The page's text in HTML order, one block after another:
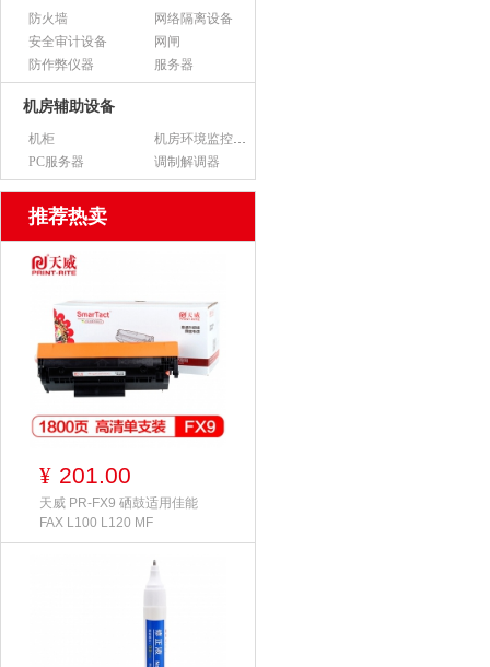
防火墙
网络隔离设备
安全审计设备
网闸
防作弊仪器
服务器
机房辅助设备
机柜
机房环境监控设备
PC服务器
调制解调器
推荐热卖
¥ 201.00
天威 PR-FX9 硒鼓适用佳能
FAX L100 L120 MF